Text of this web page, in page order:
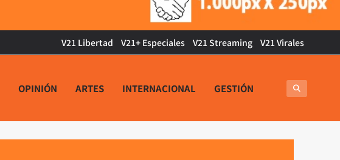
V21 Libertad V21+ Especiales V21 Streaming V21 Virales
OPINIÓN ARTES INTERNACIONAL GESTIÓN